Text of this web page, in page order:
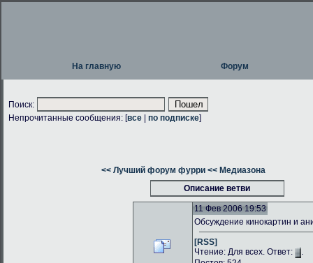
На главную Форум
Поиск:
Непрочитанные сообщения: [все по подписке]
<< Лучший форум фурри << Медиазона
Описание ветви
11 Фев 2006 19:53
Обсуждение кинокартин и
[RSS]
Чтение: Для всех. Ответ:
.